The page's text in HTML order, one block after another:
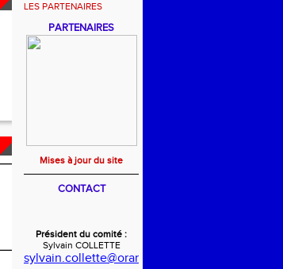
LES PARTENAIRES
PARTENAIRES
Mises à jour du site
CONTACT
Président du comité :
Sylvain COLLETTE
sylvain.collette@orange.fr